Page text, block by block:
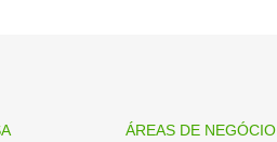
ÁREAS DE NEGÓCIO